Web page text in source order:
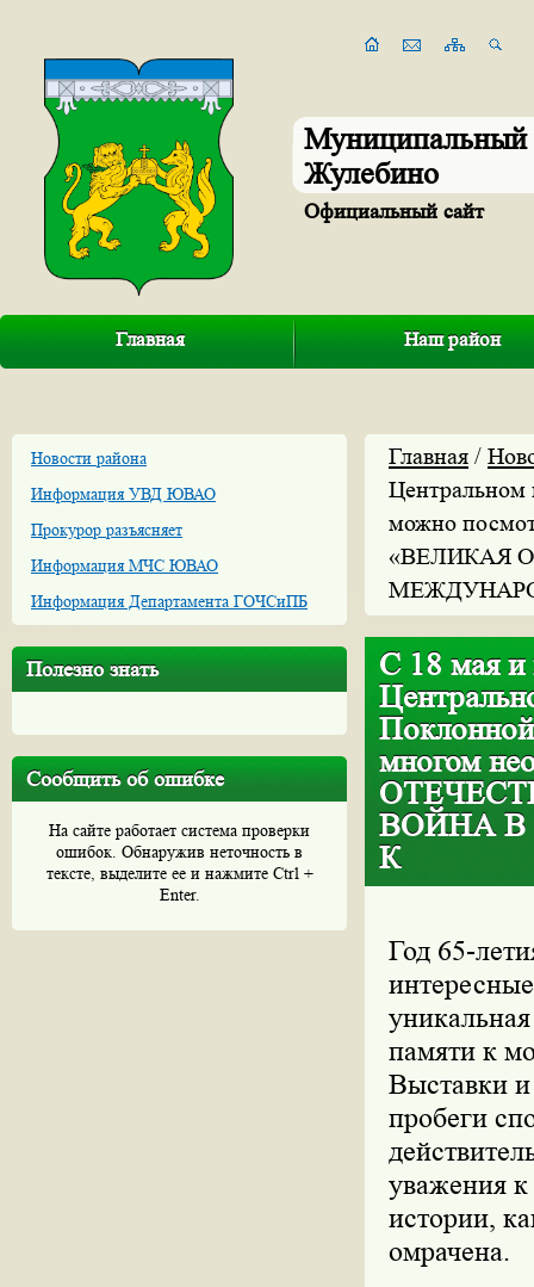
Муниципальный
Жулебино
Официальный сайт
Главная Наш район
Новости района
Информация УВД ЮВАО
Прокурор разъясняет
Информация МЧС ЮВАО
Информация Департамента ГОЧСиПБ
Полезно знать
Сообщить об ошибке
На сайте работает система проверки
ошибок. Обнаружив неточность в
тексте, выделите ее и нажмите Ctrl +
Enter.
Главная /
Центральном
можно
«ВЕЛИКАЯ
С 18 мая и
многом
ВОЙНА
К
Год 65-
памяти к
Выставки и
пробеги
уважения
истории,
омрачена.